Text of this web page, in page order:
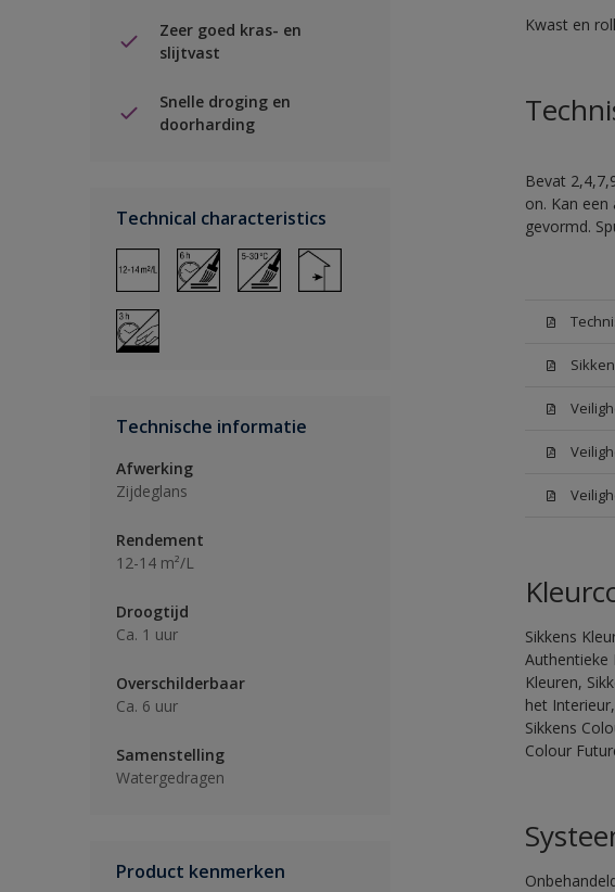
Zeer goed kras- en
slijtvast
Snelle droging en
doorharding
Technical characteristics
Technische informatie
Afwerking
Zijdeglans
Rendement
12-14 m²/L
Droogtijd
Ca. 1 uur
Overschilderbaar
Ca. 6 uur
Samenstelling
Watergedragen
Product kenmerken
Kwast en
Bevat
on. Kan
gevormd.
Sikkens
Authentieke
Kleuren,
het
Sikkens
Colour